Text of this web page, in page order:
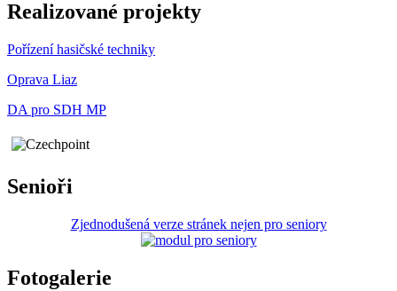
Realizované projekty
Pořízení hasičské techniky
Oprava Liaz
DA pro SDH MP
Senioři
Zjednodušená verze stránek nejen pro seniory
Fotogalerie